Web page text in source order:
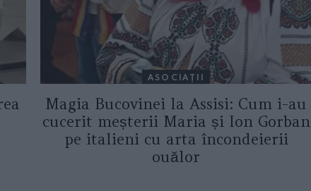
ASOCIAŢII
Magia Bucovinei la Assisi: Cum i-au
cucerit meșterii Maria și Ion Gorban
pe italieni cu arta încondeierii
ouălor